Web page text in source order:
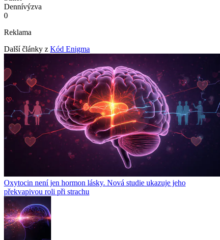
Dennívýzva
0
Reklama
Další články z Kód Enigma
Oxytocin není jen hormon lásky. Nová studie ukazuje jeho
překvapivou roli při strachu